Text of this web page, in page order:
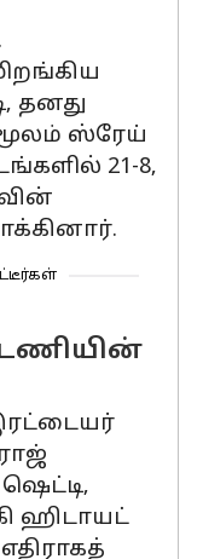
தனது
ஸ்ரேய்
21-8,
ஷெட்டி,
ஹிடாயட்